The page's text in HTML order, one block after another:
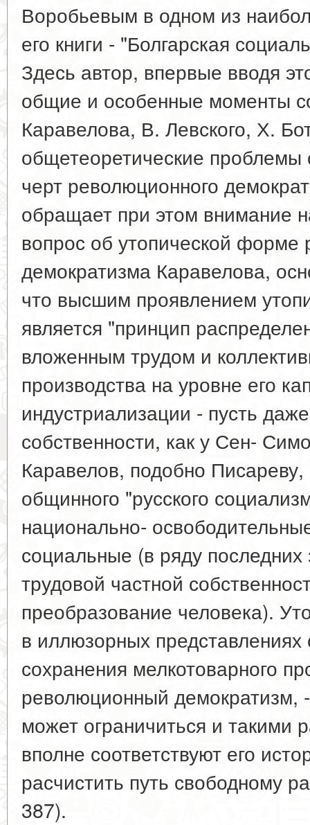
Воробьевым в одном из
его книги - "Болгарская
Здесь автор, впервые вводя
общие и особенные моменты
Каравелова, В. Левского, Х.
общетеоретические проблемы
черт революционного
обращает при этом внимание
вопрос об утопической форме
демократизма Каравелова,
что высшим проявлением
является "принцип
вложенным трудом и
производства на уровне его
индустриализации - пусть
собственности, как у Сен-
Каравелов, подобно
общинного "русского
национально-
социальные (в ряду последних
трудовой частной
преобразование человека).
в иллюзорных
сохранения мелкотоварного
революционный демократизм,
может ограничиться и такими
вполне соответствуют его
расчистить путь свободному
387).